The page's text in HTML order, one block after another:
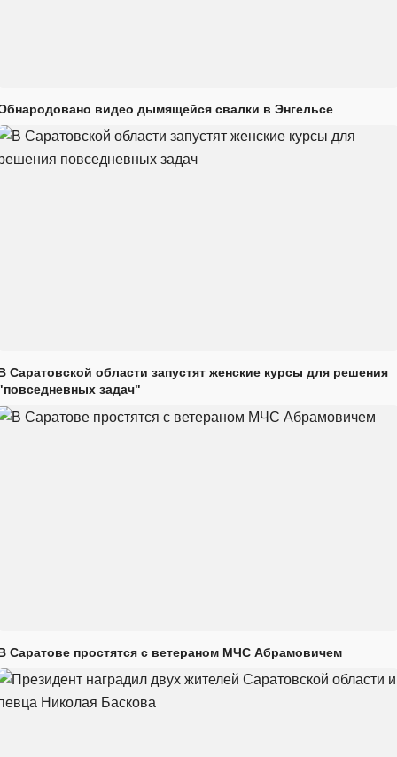
видео дымящейся свалки в Энгельсе
Саратовской области запустят женские курсы для решения
задач"
Саратове простятся с ветераном МЧС Абрамовичем